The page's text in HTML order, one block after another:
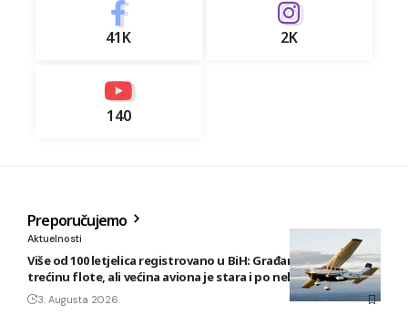
41K 2K
140
Preporučujemo
Aktuelnosti
Više od 100 letjelica registrovano u BiH: Građani posjeduju
trećinu flote, ali većina aviona je stara i po nekoliko decenija
3. Augusta 2026.